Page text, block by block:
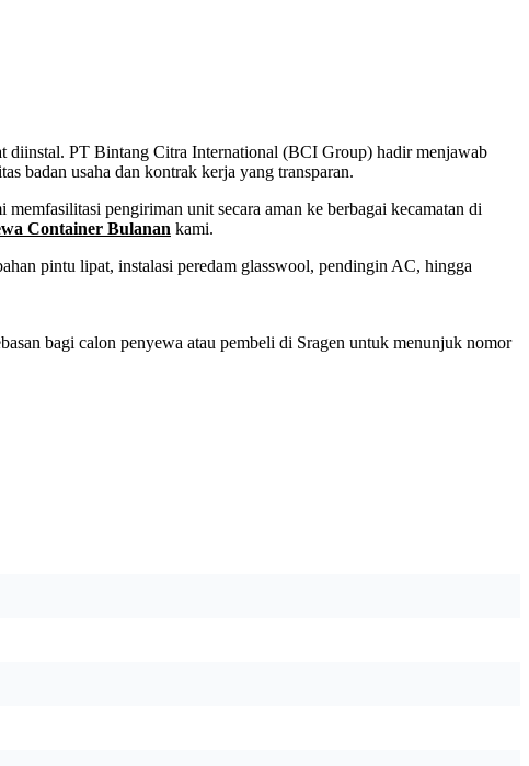
diinstal. PT Bintang Citra International (BCI Group) hadir menjawab
badan usaha dan kontrak kerja yang transparan.
pengiriman unit secara aman ke berbagai kecamatan di
Container Bulanan kami.
pintu lipat, instalasi peredam glasswool, pendingin AC, hingga
bagi calon penyewa atau pembeli di Sragen untuk menunjuk nomor